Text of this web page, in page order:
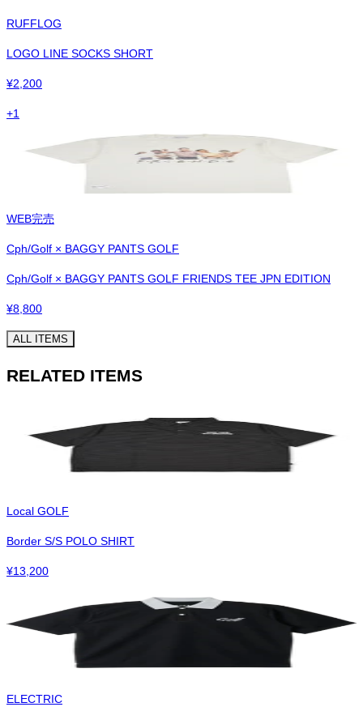
RUFFLOG
LOGO LINE SOCKS SHORT
¥2,200
+1
WEB完売
Cph/Golf × BAGGY PANTS GOLF
Cph/Golf × BAGGY PANTS GOLF FRIENDS TEE JPN EDITION
¥8,800
ALL ITEMS
RELATED ITEMS
Local GOLF
Border S/S POLO SHIRT
¥13,200
ELECTRIC